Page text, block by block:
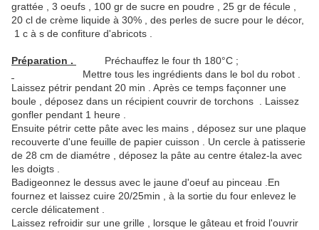
grattée , 3 oeufs , 100 gr de sucre en poudre , 25 gr de fécule ,
20 cl de crème liquide à 30% , des perles de sucre pour le décor,
1 c à s de confiture d'abricots .
Préparation .
Préchauffez le four th 180°C ;
Mettre tous les ingrédients dans le bol du robot .
Laissez pétrir pendant 20 min . Après ce temps façonner une
boule , déposez dans un récipient couvrir de torchons . Laissez
gonfler pendant 1 heure .
Ensuite pétrir cette pâte avec les mains , déposez sur une plaque
recouverte d'une feuille de papier cuisson . Un cercle à patisserie
de 28 cm de diamétre , déposez la pâte au centre étalez-la avec
les doigts .
Badigeonnez le dessus avec le jaune d'oeuf au pinceau .En
fournez et laissez cuire 20/25min , à la sortie du four enlevez le
cercle délicatement .
Laissez refroidir sur une grille , lorsque le gâteau et froid l'ouvrir